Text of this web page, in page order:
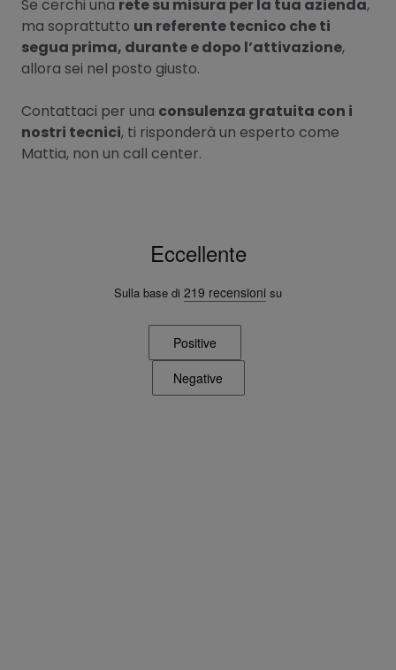
Se cerchi una rete su misura per la tua azienda,
ma soprattutto un referente tecnico che ti
segua prima, durante e dopo l’attivazione,
allora sei nel posto giusto.
Contattaci per una consulenza gratuita con i
nostri tecnici, ti risponderà un esperto come
Mattia, non un call center.